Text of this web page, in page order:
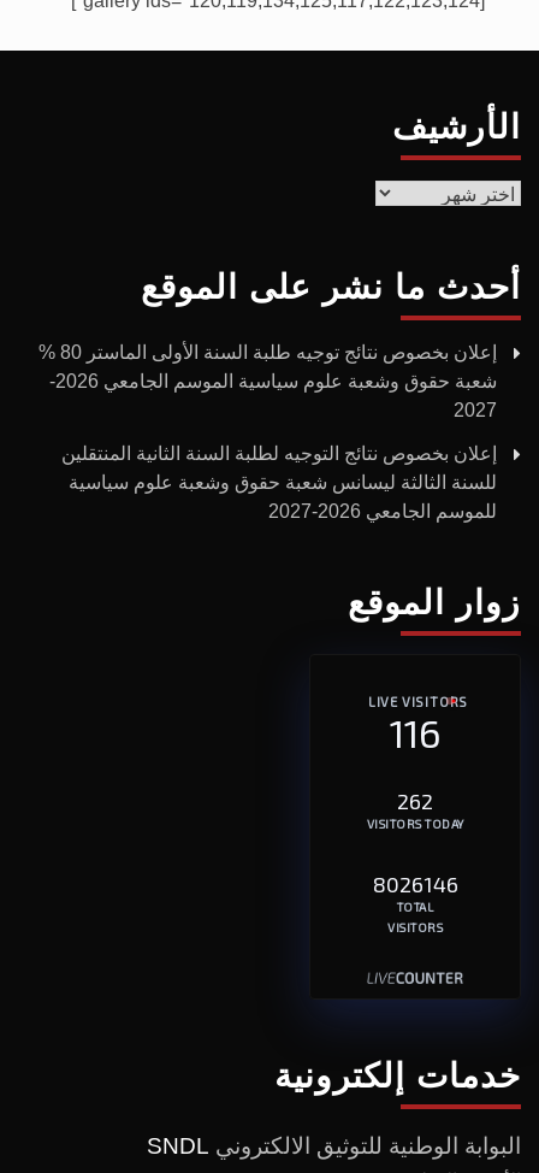
الأرشيف
الأرشيف
أحدث ما نشر على الموقع
إعلان بخصوص نتائج توجيه طلبة السنة الأولى الماستر 80 %
شعبة حقوق وشعبة علوم سياسية الموسم الجامعي 2026-
2027
إعلان بخصوص نتائج التوجيه لطلبة السنة الثانية المنتقلين
للسنة الثالثة ليسانس شعبة حقوق وشعبة علوم سياسية
للموسم الجامعي 2026-2027
زوار الموقع
LIVE VISITORS
116
262
VISITORS TODAY
8026146
TOTAL
VISITORS
خدمات إلكترونية
البوابة الوطنية للتوثيق الالكتروني